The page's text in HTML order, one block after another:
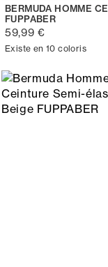
BERMUDA HOMME
FUPPABER
59,99 €
Existe en 10 coloris